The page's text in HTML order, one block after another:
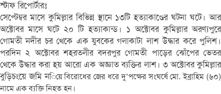
স্টাফ রিপোর্টারঃ
সেপ্টেম্বর মাসে কুমিল্লার বিভিন্ন স্থানে ১৩টি হত্যাকাণ্ডের ঘটনা ঘটে। আর
অক্টোবর মাসে ঘটে ২০ টি হত্যাকান্ড। ১ অক্টোবর কুমিল্লার অরণ্যপুরে
গোমতী নদীর চর থেকে এক যুবকের গলাকাটা লাশ উদ্ধার করে পুলিশ।
পরদিন ২ অক্টোবর শহরতলীর বদরপুর গোমতী পাড়ের ঝোঁপের ভেতর
থেকে উদ্ধার করা হয় আরো এক অজ্ঞাত ব্যক্তির লাশ। ৩ অক্টোবর কুমিল্লার
বুড়িচংয়ে জমি নিয়ে বিরোধের জের ধরে দু’পক্ষের সংঘর্ষে মো. ইব্রাহিম (৬০)
নামে এক ব্যক্তি নিহত হন।